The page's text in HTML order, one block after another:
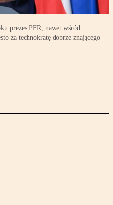
prezes PFR, nawet wśród
za technokratę dobrze znającego